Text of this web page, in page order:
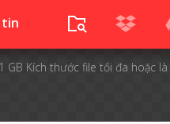
tin
GB Kích thước file tối đa hoặc là